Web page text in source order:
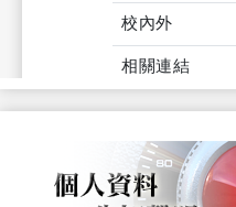
校內外
相關連結